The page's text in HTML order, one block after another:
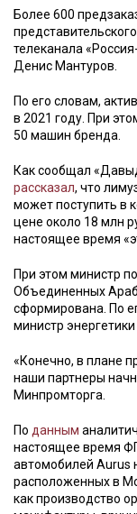
Культура
Lifestyle
Мурзилка
Более 600
телеканала
Денис Мантуров.
По его словам,
в 2021 году. При
50 машин бренда.
Как сообщал
рассказал, что
может поступить в
цене около 18 млн
настоящее время
При этом министр
Объединенных
сформирована. По
министр
«Конечно, в плане
наши партнеры
Минпромторга.
По данным
настоящее время
автомобилей Aurus
расположенных в
как производство